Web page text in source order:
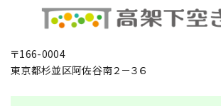
〒166-0004
東京都杉並区阿佐谷南２－３６